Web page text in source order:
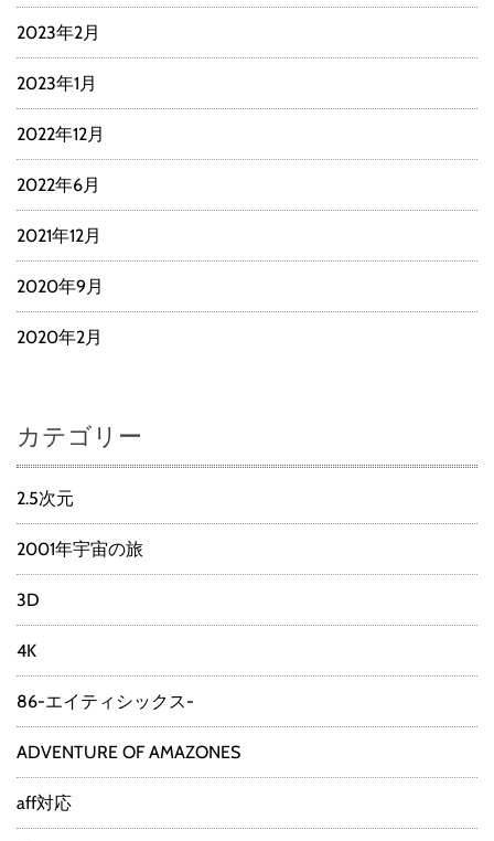
2023年2月
2023年1月
2022年12月
2022年6月
2021年12月
2020年9月
2020年2月
カテゴリー
2.5次元
2001年宇宙の旅
3D
4K
86-エイティシックス-
ADVENTURE OF AMAZONES
aff対応